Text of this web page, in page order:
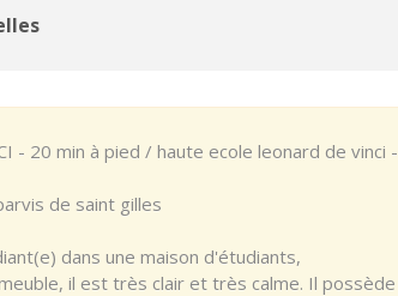
- 20 min à pied / haute ecole leonard de vinci -
de saint gilles
dans une maison d'étudiants,
il est très clair et très calme. Il possède